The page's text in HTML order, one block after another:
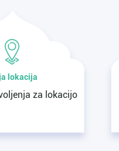
lokacija
za lokacijo